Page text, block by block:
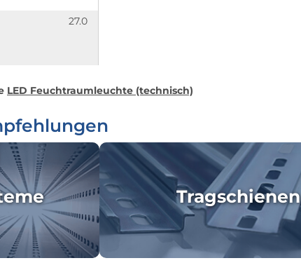
27.0
LED Feuchtraumleuchte (technisch)
Tragschienen